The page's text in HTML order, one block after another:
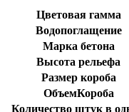
Цветовая гамма
Водопоглащение
Марка бетона
Высота рельефа
Размер короба
ОбъемКороба
Количество штук в